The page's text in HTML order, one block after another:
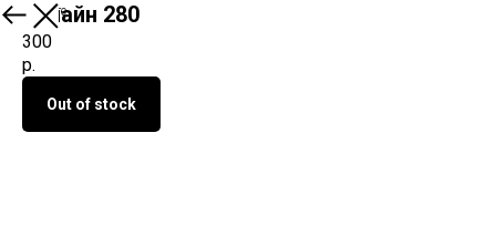
О продукте
Билайн 280
300
р.
Out of stock